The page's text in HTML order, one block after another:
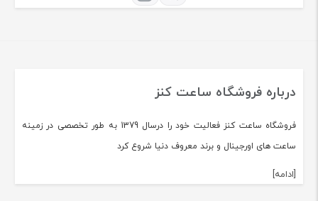
درباره فروشگاه ساعت کنز
فروشگاه ساعت کنز فعالیت خود را درسال 1379 به طور تخصصی در زمینه
ساعت های اورجینال و برند معروف دنیا شروع کرد
[ادامه]